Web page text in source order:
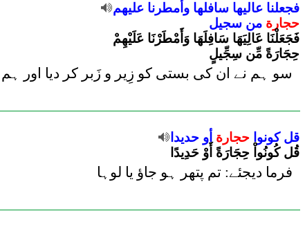
فجعلنا عاليها سافلها وأمطرنا عليهم
حجارة من سجيل
فَجَعَلْنَا عَالِيَهَا سَافِلَهَا وَأَمْطَرْنَا عَلَيْهِمْ
حِجَارَةً مِّن سِجِّيلٍ
سو ہم نے ان کی بستی کو زِیر و زَبر کر دیا اور
قل كونوا حجارة أو حديدا
قُل كُونُواْ حِجَارَةً أَوْ حَدِيدًا
فرما دیجئے: تم پتھر ہو جاؤ یا لوہا